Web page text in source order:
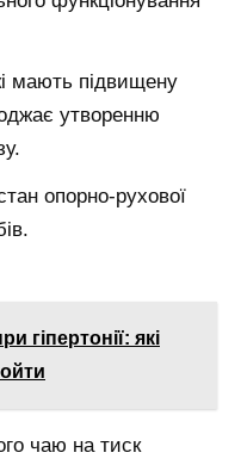
мають підвищену
утворенню
опорно-рухової
гіпертонії: які
чаю на тиск